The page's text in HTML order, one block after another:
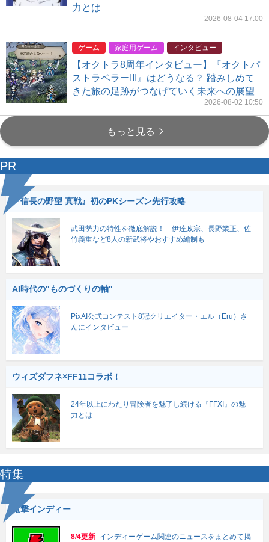
力とは
2026-08-04 17:00
ゲーム 家庭用ゲーム インタビュー
【オクトラ8周年インタビュー】『オクトパ
ストラベラーIII』はどうなる？ 踏みしめて
きた旅の足跡がつなげていく未来への展望
2026-08-02 10:50
もっと見る
PR
『信長の野望 真戦』初のPKシーズン先行攻略
武田勢力の特性を徹底解説！ 伊達政宗、長野業正、佐
竹義重など8人の新武将やおすすめ編制も
AI時代の"ものづくりの軸"
PixAI公式コンテスト8冠クリエイター・エル（Eru）さ
んにインタビュー
ウィズダフネ×FF11コラボ！
24年以上にわたり冒険者を魅了し続ける『FFXI』の魅
力とは
特集
電撃インディー
8/4更新 インディーゲーム関連のニュースをまとめて掲